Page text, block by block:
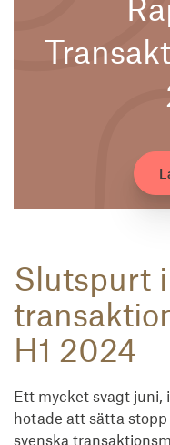
Slutspurt
H1 2024
Ett mycket svagt juni,
hotade att sätta
svenska